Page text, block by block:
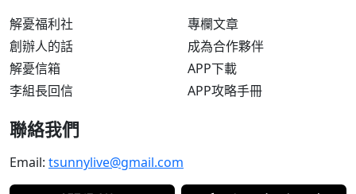
解憂福利社
創辦人的話
解憂信箱
李組長回信
專欄文章
成為合作夥伴
APP下載
APP攻略手冊
聯絡我們
Email: tsunnylive@gmail.com